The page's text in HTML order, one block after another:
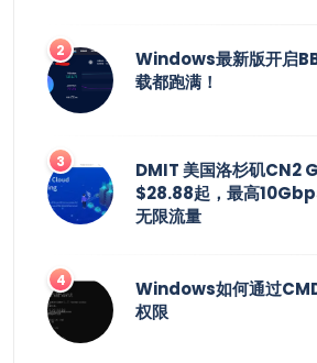
Windows最新版开启
载都跑满！
DMIT 美国洛杉矶CN2
$28.88起，最高
无限流量
Windows如何通过
权限